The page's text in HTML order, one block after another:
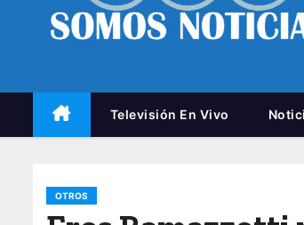
Televisión En Vivo
OTROS